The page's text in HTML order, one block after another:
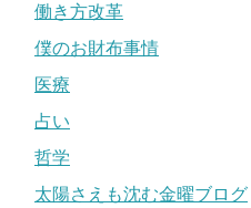
働き方改革
僕のお財布事情
医療
占い
哲学
太陽さえも沈む金曜ブログ